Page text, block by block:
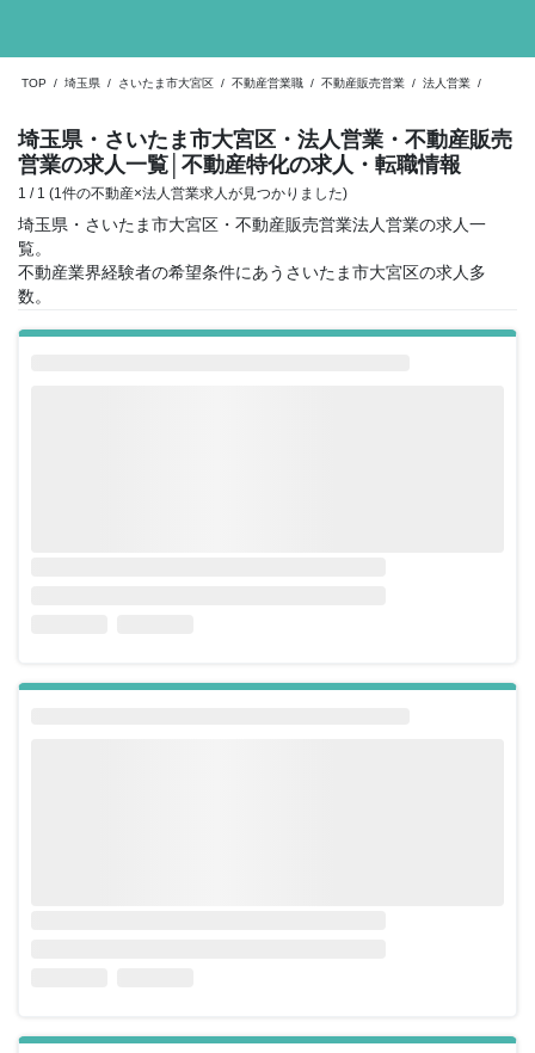
TOP / 埼玉県 / さいたま市大宮区 / 不動産営業職 / 不動産販売営業 / 法人営業 /
埼玉県・さいたま市大宮区・法人営業・不動産販売
営業の求人一覧 │不動産特化の求人・転職情報
1 / 1 (1件の不動産×法人営業求人が見つかりました)
埼玉県・さいたま市大宮区・不動産販売営業法人営業の求人一
覧。
不動産業界経験者の希望条件にあうさいたま市大宮区の求人多
数。